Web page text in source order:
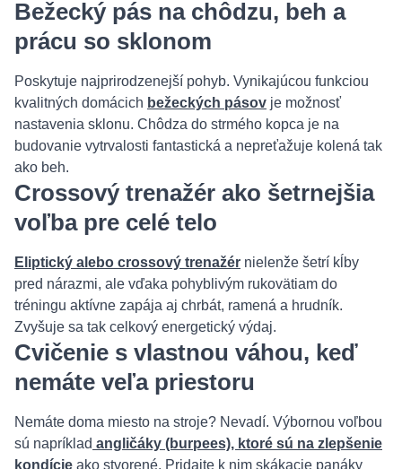
Bežecký pás na chôdzu, beh a
prácu so sklonom
Poskytuje najprirodzenejší pohyb. Vynikajúcou funkciou
kvalitných domácich bežeckých pásov je možnosť
nastavenia sklonu. Chôdza do strmého kopca je na
budovanie vytrvalosti fantastická a nepreťažuje kolená tak
ako beh.
Crossový trenažér ako šetrnejšia
voľba pre celé telo
Eliptický alebo crossový trenažér nielenže šetrí kĺby
pred nárazmi, ale vďaka pohyblivým rukovätiam do
tréningu aktívne zapája aj chrbát, ramená a hrudník.
Zvyšuje sa tak celkový energetický výdaj.
Cvičenie s vlastnou váhou, keď
nemáte veľa priestoru
Nemáte doma miesto na stroje? Nevadí. Výbornou voľbou
sú napríklad angličáky (burpees), ktoré sú na zlepšenie
kondície ako stvorené. Pridajte k nim skákacie panáky